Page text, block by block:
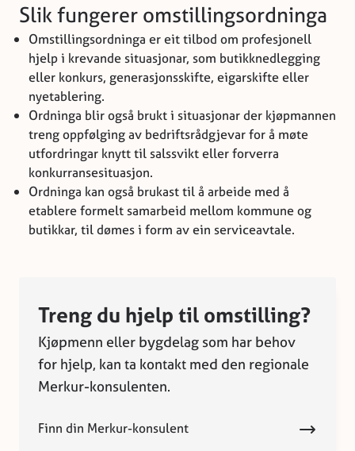
Slik fungerer omstillingsordninga
Omstillingsordninga er eit tilbod om profesjonell
hjelp i krevande situasjonar, som butikknedlegging
eller konkurs, generasjonsskifte, eigarskifte eller
nyetablering.
Ordninga blir også brukt i situasjonar der kjøpmannen
treng oppfølging av bedriftsrådgjevar for å møte
utfordringar knytt til salssvikt eller forverra
konkurransesituasjon.
Ordninga kan også brukast til å arbeide med å
etablere formelt samarbeid mellom kommune og
butikkar, til dømes i form av ein serviceavtale.
Treng du hjelp til omstilling?
Kjøpmenn eller bygdelag som har behov
for hjelp, kan ta kontakt med den regionale
Merkur-konsulenten.
Finn din Merkur-konsulent